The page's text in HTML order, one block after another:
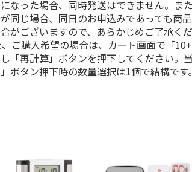
なった場合、同時発送はできません。ま
同じ場合、同日のお申込みであっても商
がございますので、あらかじめご了承くだ
ご購入希望の場合は、カート画面で「
「再計算」ボタンを押下してください。
ボタン押下時の数量選択は1個で結構です。